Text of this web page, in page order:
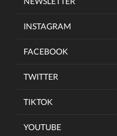
INSTAGRAM
FACEBOOK
TWITTER
TIKTOK
YOUTUBE